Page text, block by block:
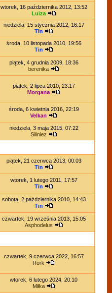
wtorek, 16 października 2012, 13:52
Luiza
niedziela, 15 stycznia 2012, 16:17
Tin
środa, 10 listopada 2010, 19:56
Tin
piątek, 4 grudnia 2009, 18:36
berenika
piątek, 2 lipca 2010, 23:17
Morgana
środa, 6 kwietnia 2016, 22:19
Velkan
niedziela, 3 maja 2015, 07:22
Siliniez
piątek, 21 czerwca 2013, 00:03
Tin
wtorek, 1 lutego 2011, 17:57
Tin
sobota, 2 października 2010, 14:43
Tin
czwartek, 19 września 2013, 15:05
Asphodelus
czwartek, 9 czerwca 2022, 16:57
Rork
wtorek, 6 lutego 2024, 20:10
Miłka